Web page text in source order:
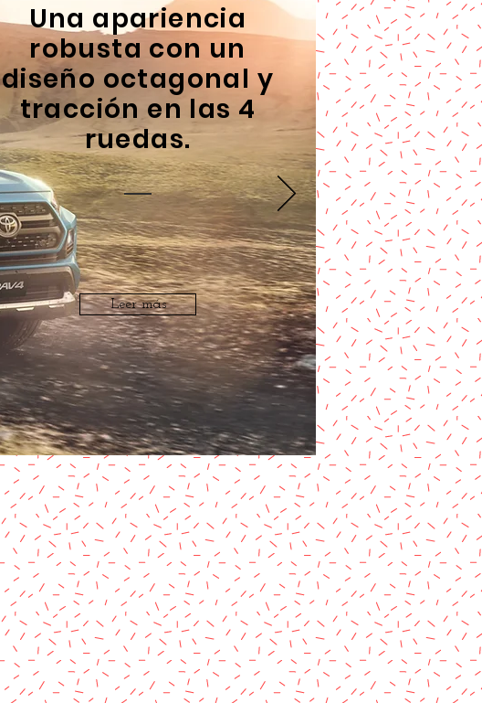
Una apariencia
robusta con un
diseño octagonal y
tracción en las 4
ruedas.
Leer más